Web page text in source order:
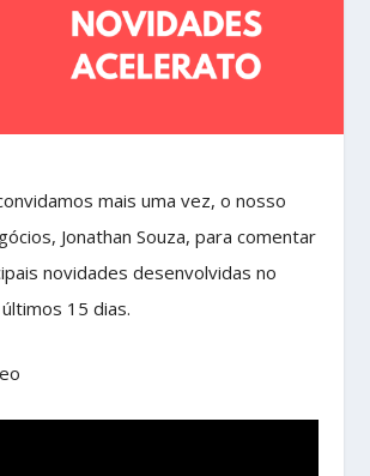
mais uma vez, o nosso
Jonathan Souza, para comentar
novidades desenvolvidas no
15 dias.